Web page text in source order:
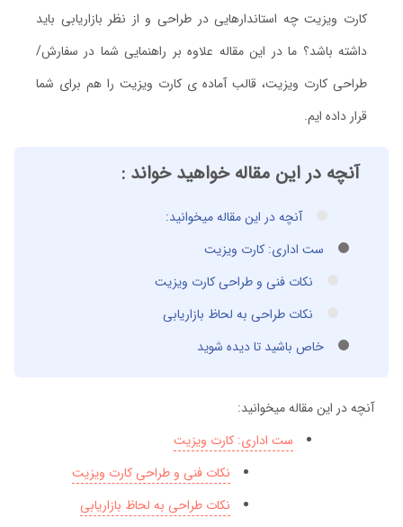
کارت ویزیت چه استاندارهایی در طراحی و از نظر بازاریابی باید
داشته باشد؟ ما در این مقاله علاوه بر راهنمایی شما در سفارش/
طراحی کارت ویزیت، قالب آماده ی کارت ویزیت را هم برای شما
قرار داده ایم.
آنچه در این مقاله خواهید خواند :
آنچه در این مقاله میخوانید:
ست اداری: کارت ویزیت
نکات فنی و طراحی کارت ویزیت
نکات طراحی به لحاظ بازاریابی
خاص باشید تا دیده شوید
آنچه در این مقاله میخوانید:
ست اداری: کارت ویزیت
نکات فنی و طراحی کارت ویزیت
نکات طراحی به لحاظ بازاریابی